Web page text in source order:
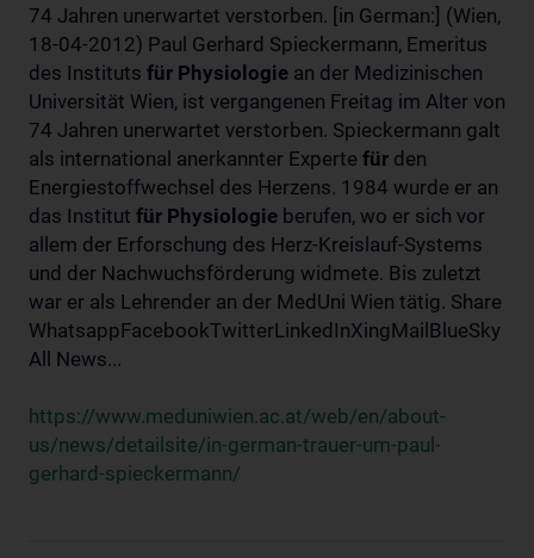
74 Jahren unerwartet verstorben. [in German:] (Wien,
18-04-2012) Paul Gerhard Spieckermann, Emeritus
des Instituts für Physiologie an der Medizinischen
Universität Wien, ist vergangenen Freitag im Alter von
74 Jahren unerwartet verstorben. Spieckermann galt
als international anerkannter Experte für den
Energiestoffwechsel des Herzens. 1984 wurde er an
das Institut für Physiologie berufen, wo er sich vor
allem der Erforschung des Herz-Kreislauf-Systems
und der Nachwuchsförderung widmete. Bis zuletzt
war er als Lehrender an der MedUni Wien tätig. Share
WhatsappFacebookTwitterLinkedInXingMailBlueSky
All News...
https://www.meduniwien.ac.at/web/en/about-
us/news/detailsite/in-german-trauer-um-paul-
gerhard-spieckermann/